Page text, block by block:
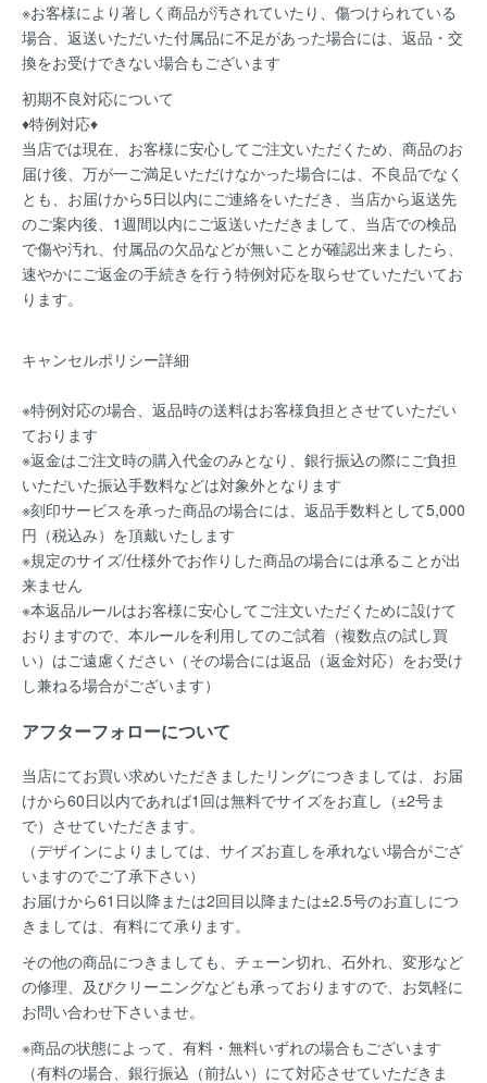
※お客様により著しく商品が汚されていたり、傷つけられている
場合、返送いただいた付属品に不足があった場合には、返品・交
換をお受けできない場合もございます
初期不良対応について
♦特例対応♦
当店では現在、お客様に安心してご注文いただくため、商品のお
届け後、万が一ご満足いただけなかった場合には、不良品でなく
とも、お届けから5日以内にご連絡をいただき、当店から返送先
のご案内後、1週間以内にご返送いただきまして、当店での検品
で傷や汚れ、付属品の欠品などが無いことが確認出来ましたら、
速やかにご返金の手続きを行う特例対応を取らせていただいてお
ります。
キャンセルポリシー詳細
※特例対応の場合、返品時の送料はお客様負担とさせていただい
ております
※返金はご注文時の購入代金のみとなり、銀行振込の際にご負担
いただいた振込手数料などは対象外となります
※刻印サービスを承った商品の場合には、返品手数料として5,000
円（税込み）を頂戴いたします
※規定のサイズ/仕様外でお作りした商品の場合には承ることが出
来ません
※本返品ルールはお客様に安心してご注文いただくために設けて
おりますので、本ルールを利用してのご試着（複数点の試し買
い）はご遠慮ください（その場合には返品（返金対応）をお受け
し兼ねる場合がございます）
アフターフォローについて
当店にてお買い求めいただきましたリングにつきましては、お届
けから60日以内であれば1回は無料でサイズをお直し（±2号ま
で）させていただきます。
（デザインによりましては、サイズお直しを承れない場合がござ
いますのでご了承下さい）
お届けから61日以降または2回目以降または±2.5号のお直しにつ
きましては、有料にて承ります。
その他の商品につきましても、チェーン切れ、石外れ、変形など
の修理、及びクリーニングなども承っておりますので、お気軽に
お問い合わせ下さいませ。
※商品の状態によって、有料・無料いずれの場合もございます
（有料の場合、銀行振込（前払い）にて対応させていただきま